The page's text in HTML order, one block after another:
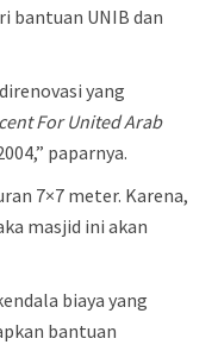
bantuan UNIB dan
yang
For United Arab
paparnya.
7×7 meter. Karena,
masjid ini akan
biaya yang
bantuan